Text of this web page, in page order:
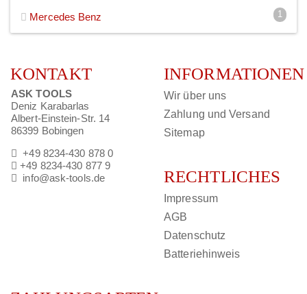
1
Mercedes Benz
KONTAKT
ASK TOOLS
Deniz Karabarlas
Albert-Einstein-Str. 14
86399 Bobingen
+49 8234-430 878 0
+49 8234-430 877 9
info@ask-tools.de
INFORMATIONEN
Wir über uns
Zahlung und Versand
Sitemap
RECHTLICHES
Impressum
AGB
Datenschutz
Batteriehinweis